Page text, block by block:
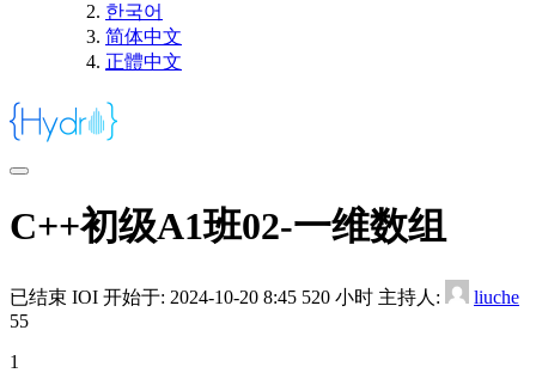
한국어
简体中文
正體中文
C++初级A1班02-一维数组
已结束 IOI 开始于: 2024-10-20 8:45 520 小时 主持人:
liuche
55
1